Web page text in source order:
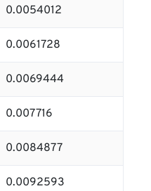
0.0054012
0.0061728
0.0069444
0.007716
0.0084877
0.0092593